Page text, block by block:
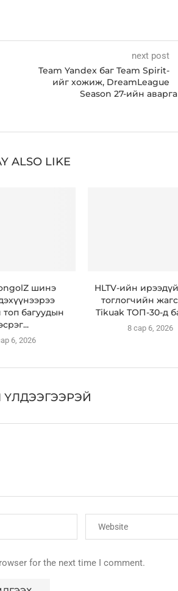
next post
Team Yandex баг Team Spirit-
ийг хожиж, DreamLeague
Season 27-ийн
ALSO LIKE
шинэ
багуудын
6, 2026
HLTV-ийн
тоглогчийн
Tikuak ТОП-30-д
8 сар 6, 2026
ҮЛДЭЭГЭЭРЭЙ
for the next time I comment.